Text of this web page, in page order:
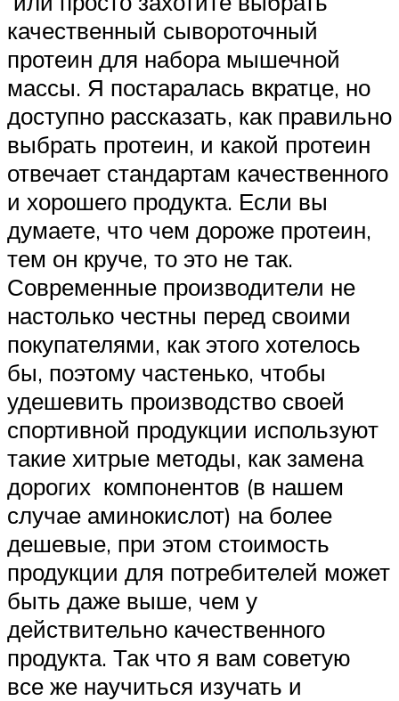
качественный сывороточный
протеин для набора мышечной
массы. Я постаралась вкратце, но
доступно рассказать, как правильно
выбрать протеин, и какой протеин
отвечает стандартам качественного
и хорошего продукта. Если вы
думаете, что чем дороже протеин,
тем он круче, то это не так.
Современные производители не
настолько честны перед своими
покупателями, как этого хотелось
бы, поэтому частенько, чтобы
удешевить производство своей
спортивной продукции используют
такие хитрые методы, как замена
дорогих компонентов (в нашем
случае аминокислот) на более
дешевые, при этом стоимость
продукции для потребителей может
быть даже выше, чем у
действительно качественного
продукта. Так что я вам советую
все же научиться изучать и